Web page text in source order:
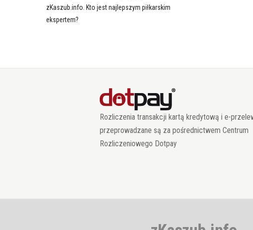
zKaszub.info. Kto jest najlepszym piłkarskim
ekspertem?
Rozliczenia transakcji kartą kredytową i e-
przeprowadzane są za pośrednictwem Centrum
Rozliczeniowego Dotpay